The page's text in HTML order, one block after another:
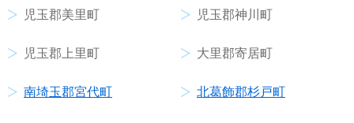
児玉郡美里町 児玉郡神川町
児玉郡上里町 大里郡寄居町
南埼玉郡宮代町 北葛飾郡杉戸町